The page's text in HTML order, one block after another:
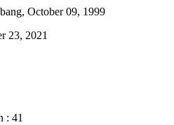
October 09, 1999
23, 2021
: 41